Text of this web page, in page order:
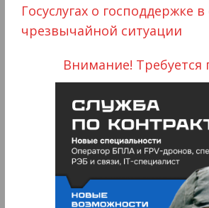
Госуслугах о господдержке в
чрезвычайной ситуации
Внимание! Требуется